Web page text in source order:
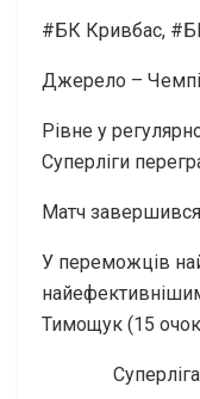
#БК Кривбас,
Джерело –
Рівне у
Суперліги
Матч
У переможців
Тимощук (15